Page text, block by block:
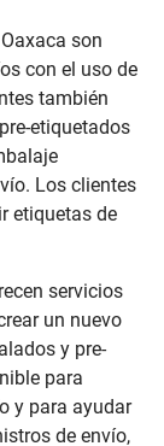
son
con el uso de
también
etiquetados
Los clientes
etiquetas de
servicios
un nuevo
y pre-
para
y para ayudar
de envío,